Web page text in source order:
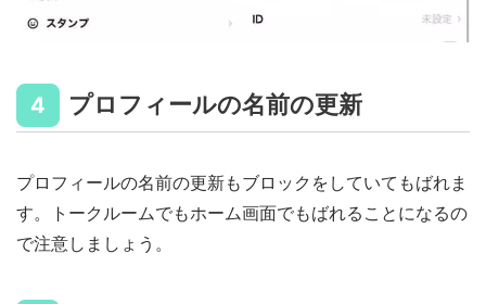
4 プロフィールの名前の更新
プロフィールの名前の更新もブロックをしていてもばれま
す。トークルームでもホーム画面でもばれることになるの
で注意しましょう。